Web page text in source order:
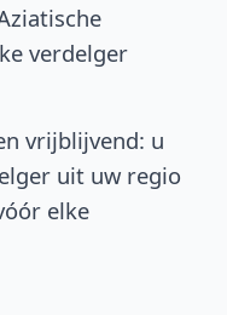
verdelger
vrijblijvend: u
uit uw regio
elke